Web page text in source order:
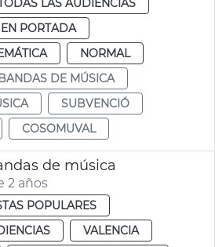
EN PORTADA
NORMAL
DE MÚSICA
SUBVENCIÓ
COSOMUVAL
de música
2 años
POPULARES
VALENCIA